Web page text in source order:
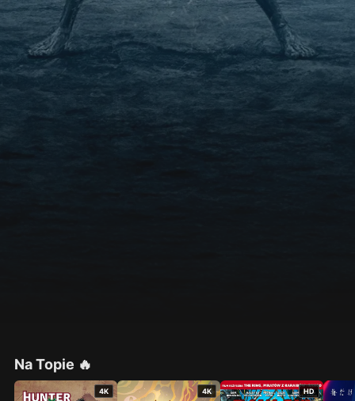
pochłoną go mroczne sekrety i narastające
koszmary, które kryje Silent Hill.
Na Topie 🔥
4K 4K HD